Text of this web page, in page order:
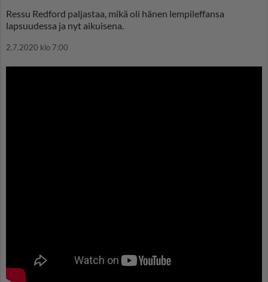
Ressu Redford paljastaa, mikä oli hänen lempileffansa
lapsuudessa ja nyt aikuisena.
2.7.2020 klo 7:00